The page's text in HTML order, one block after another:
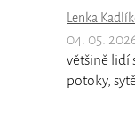
Lenka
04. 05.
většině lidí
potoky,